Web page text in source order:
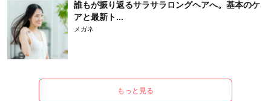
誰もが振り返るサラサラロングヘアへ。基本のケ
アと最新ト...
メガネ
もっと見る